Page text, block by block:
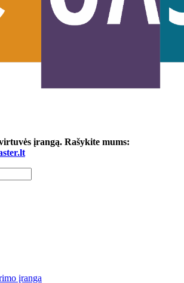
įrangą. Rašykite mums: